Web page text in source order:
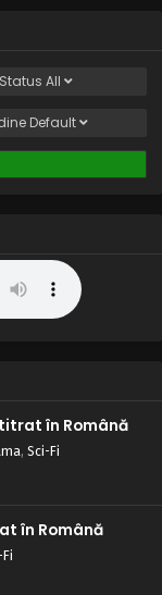
Status All
Default
în Română
, Sci-Fi
în Română